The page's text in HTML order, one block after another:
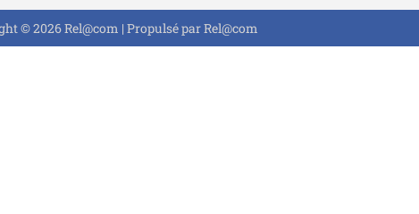
© 2026 Rel@com | Propulsé par Rel@com